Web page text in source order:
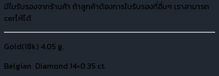
มีใบรับรองจากร้านค้า ถ้าลูกค้าต้องการใบรับรองที่อื่นๆ เราสามารถ
cerไห้ได้
Gold(18k) 4.05 g.
Belgian Diamond 14×0.35 ct.